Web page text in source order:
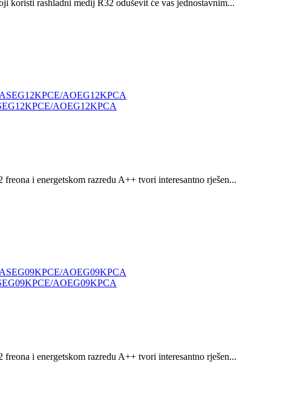
koristi rashladni medij R32 oduševit će vas jednostavnim...
AOEG12KPCA
i energetskom razredu A++ tvori interesantno rješen...
AOEG09KPCA
i energetskom razredu A++ tvori interesantno rješen...